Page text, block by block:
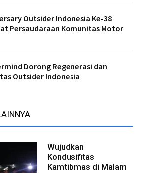
Outsider Indonesia Ke-38
Persaudaraan Komunitas Motor
Dorong Regenerasi dan
Outsider Indonesia
Wujudkan
Kondusifitas
Kamtibmas di Malam